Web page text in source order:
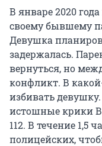
В январе 2020
своему бывшему
Девушка
задержалась.
вернуться, но
конфликт. В
избивать
истошные крики
112. В течение 1,5
полицейских,